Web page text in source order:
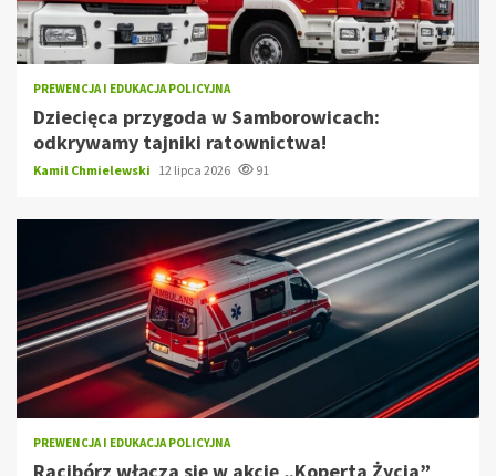
PREWENCJA I EDUKACJA POLICYJNA
Dziecięca przygoda w Samborowicach:
odkrywamy tajniki ratownictwa!
Kamil Chmielewski 12 lipca 2026 91
PREWENCJA I EDUKACJA POLICYJNA